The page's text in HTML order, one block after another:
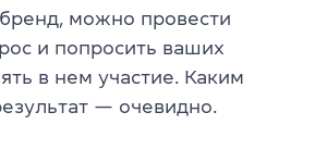
можно провести
и попросить ваших
в нем участие. Каким
— очевидно.